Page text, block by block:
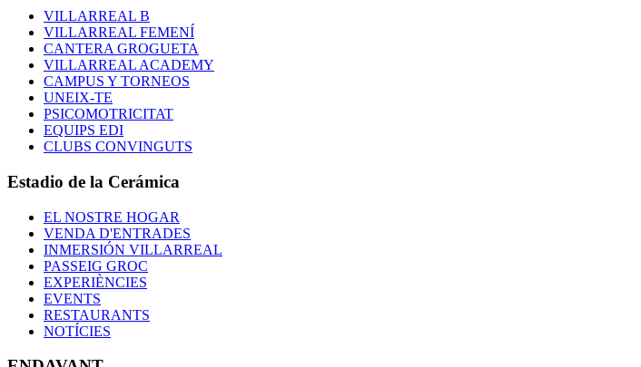
VILLARREAL B
VILLARREAL FEMENÍ
CANTERA GROGUETA
VILLARREAL ACADEMY
CAMPUS Y TORNEOS
UNEIX-TE
PSICOMOTRICITAT
EQUIPS EDI
CLUBS CONVINGUTS
Estadio de la Cerámica
EL NOSTRE HOGAR
VENDA D'ENTRADES
INMERSIÓN VILLARREAL
PASSEIG GROC
EXPERIÈNCIES
EVENTS
RESTAURANTS
NOTÍCIES